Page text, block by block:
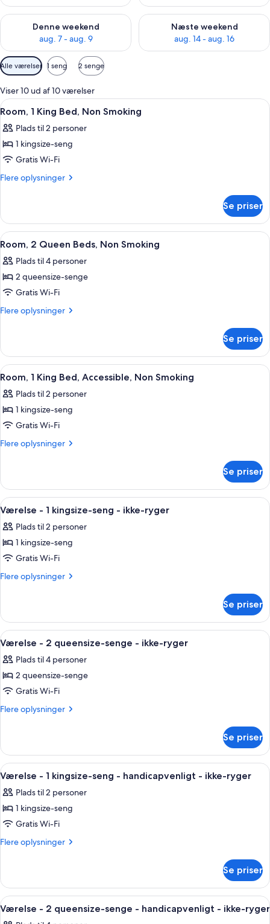
Denne weekend
aug. 7 - aug. 9
Tjek tilgængelighed for denne weekend aug. 7 - aug. 9
Næste weekend
aug. 14 - aug. 16
Tjek tilgængelighed for næste
Tilgængelige
filtre
for
værelser
Alle værelser 1 seng 2 senge
Viser 10 ud af 10 værelser
Indlæs
alle
billeder
af
Room,
1
Non
Smoking
Et hotelværelse med en stor seng,
5
Room, 1 King Bed, Non Smoking
Plads til 2 personer
1 kingsize-seng
Gratis Wi-Fi
Flere oplysninger
Flere
1
King
Bed,
Smoking
Se priser
Indlæs
alle
billeder
af
Room,
2
Non
Smoking
Et hotelværelse med to senge, et
5
Room, 2 Queen Beds, Non Smoking
Plads til 4 personer
2 queensize-senge
Gratis Wi-Fi
Flere oplysninger
Flere
2
Queen
Beds,
Smoking
Se priser
Indlæs
alle
billeder
af
Room,
1
Accessible,
Non
Smoking
Et hotelværelse med en stor seng, et
6
Room, 1 King Bed, Accessible, Non Smoking
Plads til 2 personer
1 kingsize-seng
Gratis Wi-Fi
Flere oplysninger
Flere
1
King
Bed,
Non
Smoking
Se priser
Indlæs
alle
billeder
af
Værelse
-
seng
ikke-
ryger
Et hotelværelse med en træbænk, et
11
Værelse - 1 kingsize-seng - ikke-ryger
Plads til 2 personer
1 kingsize-seng
Gratis Wi-Fi
Flere oplysninger
Flere
-
kingsize-
-
ikke-
Se priser
Indlæs
alle
billeder
af
Værelse
-
senge
ikke-
ryger
Et hotelværelse med to senge, et
8
Værelse - 2 queensize-senge - ikke-ryger
Plads til 4 personer
2 queensize-senge
Gratis Wi-Fi
Flere oplysninger
Flere
-
queensize-
-
ikke-
Se priser
Indlæs
alle
billeder
af
Værelse
-
seng
handicapvenligt
Et hotelværelse med en stor seng,
4
Værelse - 1 kingsize-seng - handicapvenligt - ikke-ryger
Plads til 2 personer
1 kingsize-seng
Gratis Wi-Fi
Flere oplysninger
Flere
-
kingsize-
Se priser
Indlæs
alle
Et hotelværelse med to senge, et
5
Værelse - 2 queensize-senge - handicapvenligt - ikke-ryger